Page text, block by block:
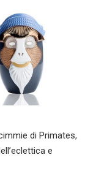
di Primates,
e